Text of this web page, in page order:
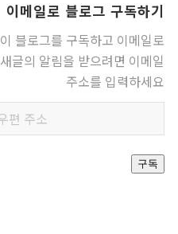
이메일로 블로그 구독하기
이 블로그를 구독하고 이메일로
새글의 알림을 받으려면 이메일
주소를 입력하세요
우편
주소
구독